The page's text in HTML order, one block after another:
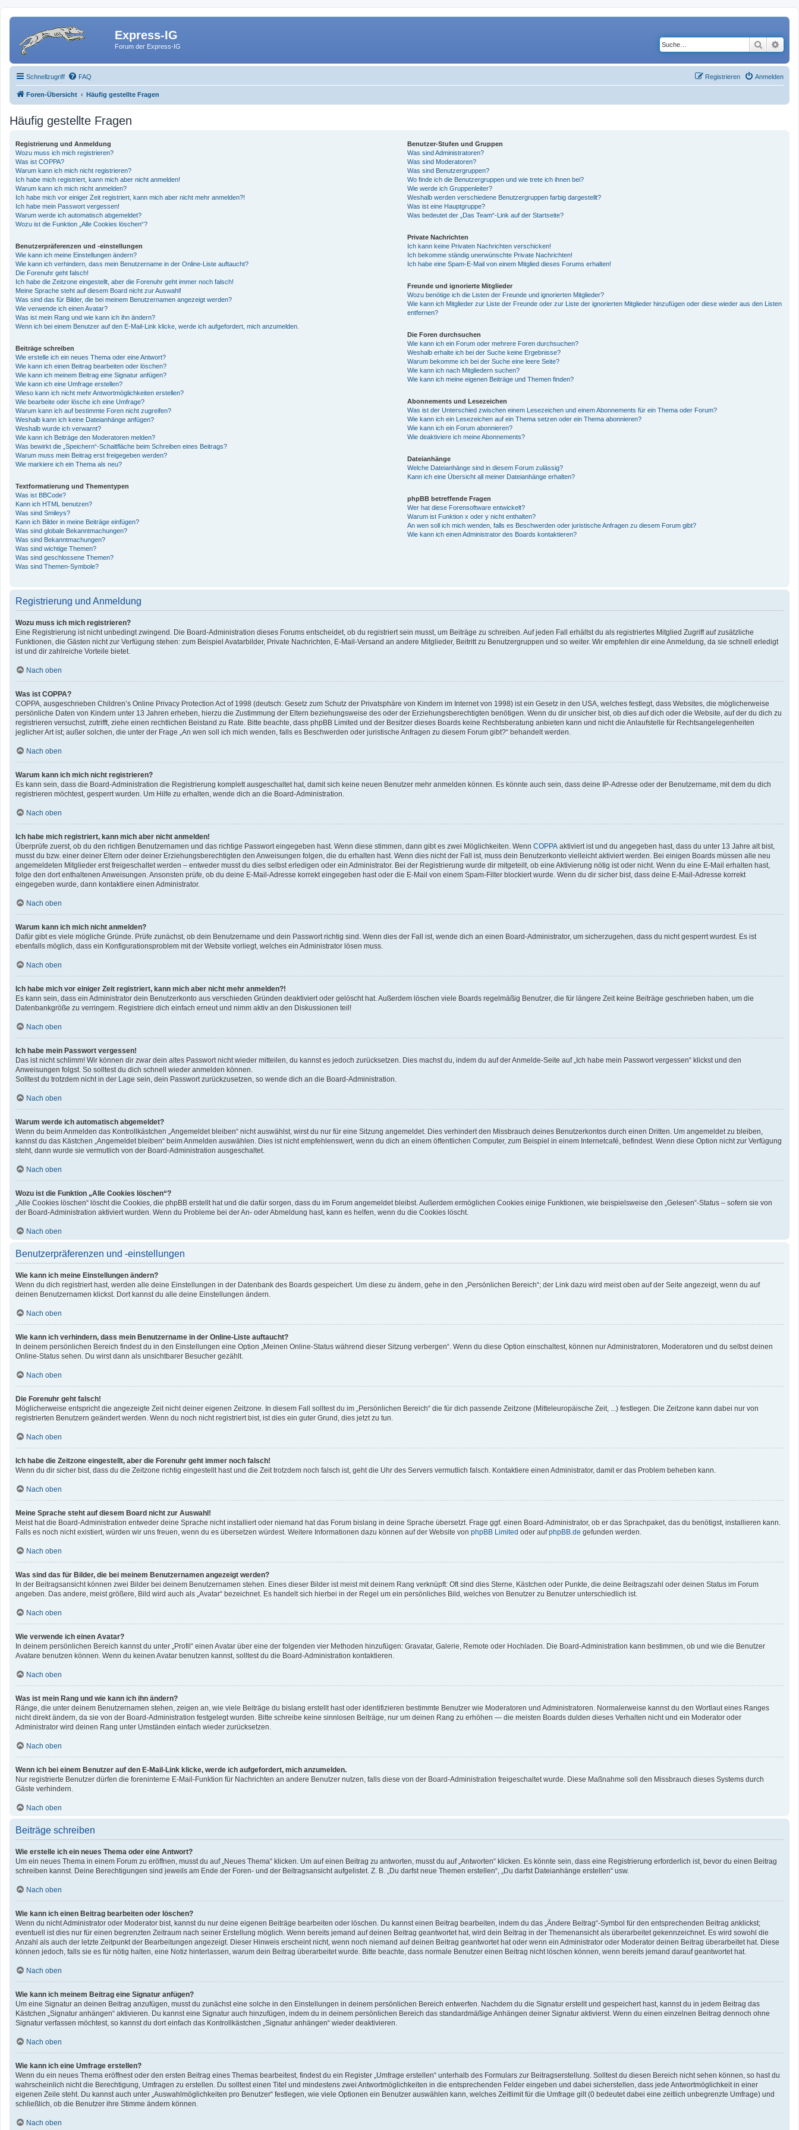
Express-IG
Forum der Express-IG Suche
Schnellzugriff FAQ Anmelden
Registrieren
Foren-Übersicht Häufig gestellte Fragen
Häufig gestellte Fragen
Registrierung und Anmeldung
Wozu muss ich mich registrieren?
Was ist COPPA?
Warum kann ich mich nicht registrieren?
Ich habe mich registriert, kann mich aber nicht anmelden!
Warum kann ich mich nicht anmelden?
Ich habe mich vor einiger Zeit registriert, kann mich aber nicht mehr anmelden?!
Ich habe mein Passwort vergessen!
Warum werde ich automatisch abgemeldet?
Wozu ist die Funktion „Alle Cookies löschen“?
Benutzerpräferenzen und -einstellungen
Wie kann ich meine Einstellungen ändern?
Wie kann ich verhindern, dass mein Benutzername in der Online-Liste auftaucht?
Die Forenuhr geht falsch!
Ich habe die Zeitzone eingestellt, aber die Forenuhr geht immer noch falsch!
Meine Sprache steht auf diesem Board nicht zur Auswahl!
Was sind das für Bilder, die bei meinem Benutzernamen angezeigt werden?
Wie verwende ich einen Avatar?
Was ist mein Rang und wie kann ich ihn ändern?
Wenn ich bei einem Benutzer auf den E-Mail-Link klicke, werde ich aufgefordert, mich anzumelden.
Beiträge schreiben
Wie erstelle ich ein neues Thema oder eine Antwort?
Wie kann ich einen Beitrag bearbeiten oder löschen?
Wie kann ich meinem Beitrag eine Signatur anfügen?
Wie kann ich eine Umfrage erstellen?
Wieso kann ich nicht mehr Antwortmöglichkeiten erstellen?
Wie bearbeite oder lösche ich eine Umfrage?
Warum kann ich auf bestimmte Foren nicht zugreifen?
Weshalb kann ich keine Dateianhänge anfügen?
Weshalb wurde ich verwarnt?
Wie kann ich Beiträge den Moderatoren melden?
Was bewirkt die „Speichern“-Schaltfläche beim Schreiben eines Beitrags?
Warum muss mein Beitrag erst freigegeben werden?
Wie markiere ich ein Thema als neu?
Textformatierung und Thementypen
Was ist BBCode?
Kann ich HTML benutzen?
Was sind Smileys?
Kann ich Bilder in meine Beiträge einfügen?
Was sind globale Bekanntmachungen?
Was sind Bekanntmachungen?
Was sind wichtige Themen?
Was sind geschlossene Themen?
Was sind Themen-Symbole?
Benutzer-Stufen und Gruppen
Was sind Administratoren?
Was sind Moderatoren?
Was sind Benutzergruppen?
Wo finde ich die Benutzergruppen und wie trete ich ihnen bei?
Wie werde ich Gruppenleiter?
Weshalb werden verschiedene Benutzergruppen farbig dargestellt?
Was ist eine Hauptgruppe?
Was bedeutet der „Das Team“-Link auf der Startseite?
Private Nachrichten
Ich kann keine Privaten Nachrichten verschicken!
Ich bekomme ständig unerwünschte Private Nachrichten!
Ich habe eine Spam-E-Mail von einem Mitglied dieses Forums erhalten!
Freunde und ignorierte Mitglieder
Wozu benötige ich die Listen der Freunde und ignorierten Mitglieder?
Wie kann ich Mitglieder zur Liste der Freunde oder zur Liste der ignorierten Mitglieder hinzufügen oder diese wieder aus den Listen
entfernen?
Die Foren durchsuchen
Wie kann ich ein Forum oder mehrere Foren durchsuchen?
Weshalb erhalte ich bei der Suche keine Ergebnisse?
Warum bekomme ich bei der Suche eine leere Seite?
Wie kann ich nach Mitgliedern suchen?
Wie kann ich meine eigenen Beiträge und Themen finden?
Abonnements und Lesezeichen
Was ist der Unterschied zwischen einem Lesezeichen und einem Abonnements für ein Thema oder Forum?
Wie kann ich ein Lesezeichen auf ein Thema setzen oder ein Thema abonnieren?
Wie kann ich ein Forum abonnieren?
Wie deaktiviere ich meine Abonnements?
Dateianhänge
Welche Dateianhänge sind in diesem Forum zulässig?
Kann ich eine Übersicht all meiner Dateianhänge erhalten?
phpBB betreffende Fragen
Wer hat diese Forensoftware entwickelt?
Warum ist Funktion x oder y nicht enthalten?
An wen soll ich mich wenden, falls es Beschwerden oder juristische Anfragen zu diesem Forum gibt?
Wie kann ich einen Administrator des Boards kontaktieren?
Registrierung und Anmeldung
Wozu muss ich mich registrieren?
Eine Registrierung ist nicht unbedingt zwingend. Die Board-Administration dieses Forums entscheidet, ob du registriert sein musst, um Beiträge zu schreiben. Auf jeden Fall erhältst du als registriertes Mitglied Zugriff auf zusätzliche
Funktionen, die Gästen nicht zur Verfügung stehen: zum Beispiel Avatarbilder, Private Nachrichten, E-Mail-Versand an andere Mitglieder, Beitritt zu Benutzergruppen und so weiter. Wir empfehlen dir eine Anmeldung, da sie schnell erledigt
ist und dir zahlreiche Vorteile bietet.
Nach oben
Was ist COPPA?
COPPA, ausgeschrieben Children’s Online Privacy Protection Act of 1998 (deutsch: Gesetz zum Schutz der Privatsphäre von Kindern im Internet von 1998) ist ein Gesetz in den USA, welches festlegt, dass Websites, die möglicherweise
persönliche Daten von Kindern unter 13 Jahren erheben, hierzu die Zustimmung der Eltern beziehungsweise des oder der Erziehungsberechtigten benötigen. Wenn du dir unsicher bist, ob dies auf dich oder die Website, auf der du dich zu
registrieren versuchst, zutrifft, ziehe einen rechtlichen Beistand zu Rate. Bitte beachte, dass phpBB Limited und der Besitzer dieses Boards keine Rechtsberatung anbieten kann und nicht die Anlaufstelle für Rechtsangelegenheiten
jeglicher Art ist; außer solchen, die unter der Frage „An wen soll ich mich wenden, falls es Beschwerden oder juristische Anfragen zu diesem Forum gibt?“ behandelt werden.
Nach oben
Warum kann ich mich nicht registrieren?
Es kann sein, dass die Board-Administration die Registrierung komplett ausgeschaltet hat, damit sich keine neuen Benutzer mehr anmelden können. Es könnte auch sein, dass deine IP-Adresse oder der Benutzername, mit dem du dich
registrieren möchtest, gesperrt wurden. Um Hilfe zu erhalten, wende dich an die Board-Administration.
Nach oben
Ich habe mich registriert, kann mich aber nicht anmelden!
Überprüfe zuerst, ob du den richtigen Benutzernamen und das richtige Passwort eingegeben hast. Wenn diese stimmen, dann gibt es zwei Möglichkeiten. Wenn COPPA aktiviert ist und du angegeben hast, dass du unter 13 Jahre alt bist,
musst du bzw. einer deiner Eltern oder deiner Erziehungsberechtigten den Anweisungen folgen, die du erhalten hast. Wenn dies nicht der Fall ist, muss dein Benutzerkonto vielleicht aktiviert werden. Bei einigen Boards müssen alle neu
angemeldeten Mitglieder erst freigeschaltet werden – entweder musst du dies selbst erledigen oder ein Administrator. Bei der Registrierung wurde dir mitgeteilt, ob eine Aktivierung nötig ist oder nicht. Wenn du eine E-Mail erhalten hast,
folge den dort enthaltenen Anweisungen. Ansonsten prüfe, ob du deine E-Mail-Adresse korrekt eingegeben hast oder die E-Mail von einem Spam-Filter blockiert wurde. Wenn du dir sicher bist, dass deine E-Mail-Adresse korrekt
eingegeben wurde, dann kontaktiere einen Administrator.
Nach oben
Warum kann ich mich nicht anmelden?
Dafür gibt es viele mögliche Gründe. Prüfe zunächst, ob dein Benutzername und dein Passwort richtig sind. Wenn dies der Fall ist, wende dich an einen Board-Administrator, um sicherzugehen, dass du nicht gesperrt wurdest. Es ist
ebenfalls möglich, dass ein Konfigurationsproblem mit der Website vorliegt, welches ein Administrator lösen muss.
Nach oben
Ich habe mich vor einiger Zeit registriert, kann mich aber nicht mehr anmelden?!
Es kann sein, dass ein Administrator dein Benutzerkonto aus verschieden Gründen deaktiviert oder gelöscht hat. Außerdem löschen viele Boards regelmäßig Benutzer, die für längere Zeit keine Beiträge geschrieben haben, um die
Datenbankgröße zu verringern. Registriere dich einfach erneut und nimm aktiv an den Diskussionen teil!
Nach oben
Ich habe mein Passwort vergessen!
Das ist nicht schlimm! Wir können dir zwar dein altes Passwort nicht wieder mitteilen, du kannst es jedoch zurücksetzen. Dies machst du, indem du auf der Anmelde-Seite auf „Ich habe mein Passwort vergessen“ klickst und den
Anweisungen folgst. So solltest du dich schnell wieder anmelden können.
Solltest du trotzdem nicht in der Lage sein, dein Passwort zurückzusetzen, so wende dich an die Board-Administration.
Nach oben
Warum werde ich automatisch abgemeldet?
Wenn du beim Anmelden das Kontrollkästchen „Angemeldet bleiben“ nicht auswählst, wirst du nur für eine Sitzung angemeldet. Dies verhindert den Missbrauch deines Benutzerkontos durch einen Dritten. Um angemeldet zu bleiben,
kannst du das Kästchen „Angemeldet bleiben“ beim Anmelden auswählen. Dies ist nicht empfehlenswert, wenn du dich an einem öffentlichen Computer, zum Beispiel in einem Internetcafé, befindest. Wenn diese Option nicht zur Verfügung
steht, dann wurde sie vermutlich von der Board-Administration ausgeschaltet.
Nach oben
Wozu ist die Funktion „Alle Cookies löschen“?
„Alle Cookies löschen“ löscht die Cookies, die phpBB erstellt hat und die dafür sorgen, dass du im Forum angemeldet bleibst. Außerdem ermöglichen Cookies einige Funktionen, wie beispielsweise den „Gelesen“-Status – sofern sie von
der Board-Administration aktiviert wurden. Wenn du Probleme bei der An- oder Abmeldung hast, kann es helfen, wenn du die Cookies löscht.
Nach oben
Benutzerpräferenzen und -einstellungen
Wie kann ich meine Einstellungen ändern?
Wenn du dich registriert hast, werden alle deine Einstellungen in der Datenbank des Boards gespeichert. Um diese zu ändern, gehe in den „Persönlichen Bereich“; der Link dazu wird meist oben auf der Seite angezeigt, wenn du auf
deinen Benutzernamen klickst. Dort kannst du alle deine Einstellungen ändern.
Nach oben
Wie kann ich verhindern, dass mein Benutzername in der Online-Liste auftaucht?
In deinem persönlichen Bereich findest du in den Einstellungen eine Option „Meinen Online-Status während dieser Sitzung verbergen“. Wenn du diese Option einschaltest, können nur Administratoren, Moderatoren und du selbst deinen
Online-Status sehen. Du wirst dann als unsichtbarer Besucher gezählt.
Nach oben
Die Forenuhr geht falsch!
Möglicherweise entspricht die angezeigte Zeit nicht deiner eigenen Zeitzone. In diesem Fall solltest du im „Persönlichen Bereich“ die für dich passende Zeitzone (Mitteleuropäische Zeit, ...) festlegen. Die Zeitzone kann dabei nur von
registrierten Benutzern geändert werden. Wenn du noch nicht registriert bist, ist dies ein guter Grund, dies jetzt zu tun.
Nach oben
Ich habe die Zeitzone eingestellt, aber die Forenuhr geht immer noch falsch!
Wenn du dir sicher bist, dass du die Zeitzone richtig eingestellt hast und die Zeit trotzdem noch falsch ist, geht die Uhr des Servers vermutlich falsch. Kontaktiere einen Administrator, damit er das Problem beheben kann.
Nach oben
Meine Sprache steht auf diesem Board nicht zur Auswahl!
Meist hat die Board-Administration entweder deine Sprache nicht installiert oder niemand hat das Forum bislang in deine Sprache übersetzt. Frage ggf. einen Board-Administrator, ob er das Sprachpaket, das du benötigst, installieren kann.
Falls es noch nicht existiert, würden wir uns freuen, wenn du es übersetzen würdest. Weitere Informationen dazu können auf der Website von phpBB Limited oder aufphpBB.de gefunden werden.
Nach oben
Was sind das für Bilder, die bei meinem Benutzernamen angezeigt werden?
In der Beitragsansicht können zwei Bilder bei deinem Benutzernamen stehen. Eines dieser Bilder ist meist mit deinem Rang verknüpft: Oft sind dies Sterne, Kästchen oder Punkte, die deine Beitragszahl oder deinen Status im Forum
angeben. Das andere, meist größere, Bild wird auch als „Avatar“ bezeichnet. Es handelt sich hierbei in der Regel um ein persönliches Bild, welches von Benutzer zu Benutzer unterschiedlich ist.
Nach oben
Wie verwende ich einen Avatar?
In deinem persönlichen Bereich kannst du unter „Profil“ einen Avatar über eine der folgenden vier Methoden hinzufügen: Gravatar, Galerie, Remote oder Hochladen. Die Board-Administration kann bestimmen, ob und wie die Benutzer
Avatare benutzen können. Wenn du keinen Avatar benutzen kannst, solltest du die Board-Administration kontaktieren.
Nach oben
Was ist mein Rang und wie kann ich ihn ändern?
Ränge, die unter deinem Benutzernamen stehen, zeigen an, wie viele Beiträge du bislang erstellt hast oder identifizieren bestimmte Benutzer wie Moderatoren und Administratoren. Normalerweise kannst du den Wortlaut eines Ranges
nicht direkt ändern, da sie von der Board-Administration festgelegt wurden. Bitte schreibe keine sinnlosen Beiträge, nur um deinen Rang zu erhöhen — die meisten Boards dulden dieses Verhalten nicht und ein Moderator oder
Administrator wird deinen Rang unter Umständen einfach wieder zurücksetzen.
Nach oben
Wenn ich bei einem Benutzer auf den E-Mail-Link klicke, werde ich aufgefordert, mich anzumelden.
Nur registrierte Benutzer dürfen die foreninterne E-Mail-Funktion für Nachrichten an andere Benutzer nutzen, falls diese von der Board-Administration freigeschaltet wurde. Diese Maßnahme soll den Missbrauch dieses Systems durch
Gäste verhindern.
Nach oben
Beiträge schreiben
Wie erstelle ich ein neues Thema oder eine Antwort?
Um ein neues Thema in einem Forum zu eröffnen, musst du auf „Neues Thema“ klicken. Um auf einen Beitrag zu antworten, musst du auf „Antworten“ klicken. Es könnte sein, dass eine Registrierung erforderlich ist, bevor du einen Beitrag
schreiben kannst. Deine Berechtigungen sind jeweils am Ende der Foren- und der Beitragsansicht aufgelistet. Z. B. „Du darfst neue Themen erstellen“, „Du darfst Dateianhänge erstellen“ usw.
Nach oben
Wie kann ich einen Beitrag bearbeiten oder löschen?
Wenn du nicht Administrator oder Moderator bist, kannst du nur deine eigenen Beiträge bearbeiten oder löschen. Du kannst einen Beitrag bearbeiten, indem du das „Ändere Beitrag“-Symbol für den entsprechenden Beitrag anklickst;
eventuell ist dies nur für einen begrenzten Zeitraum nach seiner Erstellung möglich. Wenn bereits jemand auf deinen Beitrag geantwortet hat, wird dein Beitrag in der Themenansicht als überarbeitet gekennzeichnet. Es wird sowohl die
Anzahl als auch der letzte Zeitpunkt der Bearbeitungen angezeigt. Dieser Hinweis erscheint nicht, wenn noch niemand auf deinen Beitrag geantwortet hat oder wenn ein Administrator oder Moderator deinen Beitrag überarbeitet hat. Diese
können jedoch, falls sie es für nötig halten, eine Notiz hinterlassen, warum dein Beitrag überarbeitet wurde. Bitte beachte, dass normale Benutzer einen Beitrag nicht löschen können, wenn bereits jemand darauf geantwortet hat.
Nach oben
Wie kann ich meinem Beitrag eine Signatur anfügen?
Um eine Signatur an deinen Beitrag anzufügen, musst du zunächst eine solche in den Einstellungen in deinem persönlichen Bereich entwerfen. Nachdem du die Signatur erstellt und gespeichert hast, kannst du in jedem Beitrag das
Kästchen „Signatur anhängen“ aktivieren. Du kannst eine Signatur auch hinzufügen, indem du in deinem persönlichen Bereich das standardmäßige Anhängen deiner Signatur aktivierst. Wenn du einen einzelnen Beitrag dennoch ohne
Signatur verfassen möchtest, so kannst du dort einfach das Kontrollkästchen „Signatur anhängen“ wieder deaktivieren.
Nach oben
Wie kann ich eine Umfrage erstellen?
Wenn du ein neues Thema eröffnest oder den ersten Beitrag eines Themas bearbeitest, findest du ein Register „Umfrage erstellen“ unterhalb des Formulars zur Beitragserstellung. Solltest du diesen Bereich nicht sehen können, so hast du
wahrscheinlich nicht die Berechtigung, Umfragen zu erstellen. Du solltest einen Titel und mindestens zwei Antwortmöglichkeiten in die entsprechenden Felder eingeben und dabei sicherstellen, dass jede Antwortmöglichkeit in einer
eigenen Zeile steht. Du kannst auch unter „Auswahlmöglichkeiten pro Benutzer“ festlegen, wie viele Optionen ein Benutzer auswählen kann, welches Zeitlimit für die Umfrage gilt (0 bedeutet dabei eine zeitlich unbegrenzte Umfrage) und
schließlich, ob die Benutzer ihre Stimme ändern können.
Nach oben